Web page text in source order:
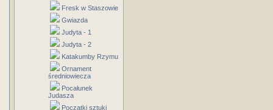
Fresk w Staszowie
Gwiazda
Judyta - 1
Judyta - 2
Katakumby Rzymu
Ornament
średniowiecza
Pocałunek
Judasza
Początki sztuki